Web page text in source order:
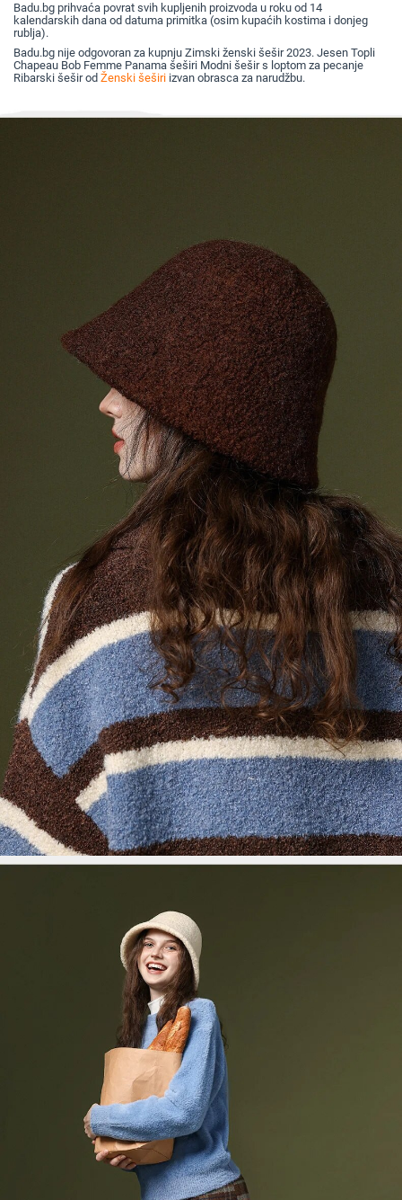
Badu.bg prihvaća povrat svih kupljenih proizvoda u roku od 14
kalendarskih dana od datuma primitka (osim kupaćih kostima i donjeg
rublja).
Badu.bg nije odgovoran za kupnju Zimski ženski šešir 2023. Jesen Topli
Chapeau Bob Femme Panama šeširi Modni šešir s loptom za pecanje
Ribarski šešir od Ženski šeširi izvan obrasca za narudžbu.